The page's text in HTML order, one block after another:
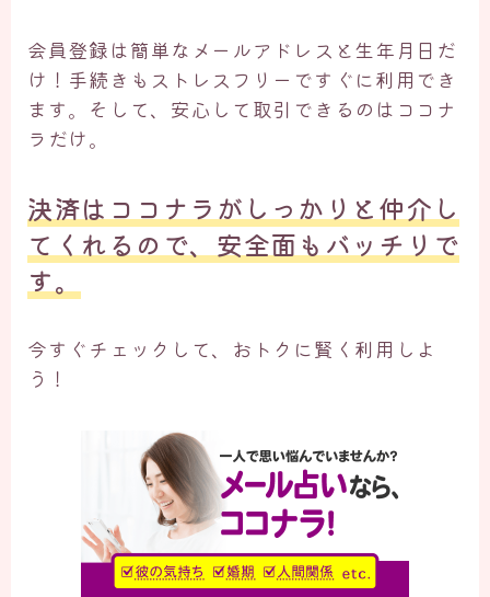
会員登録は簡単なメールアドレスと生年月日だ
け！手続きもストレスフリーですぐに利用でき
ます。そして、安心して取引できるのはココナ
ラだけ。
決済はココナラがしっかりと仲介し
てくれるので、安全面もバッチリで
す。
今すぐチェックして、おトクに賢く利用しよ
う！